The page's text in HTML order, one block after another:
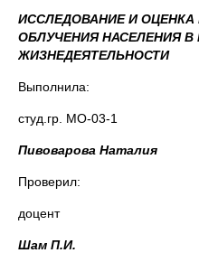
ИССЛЕДОВАНИЕ И
ОБЛУЧЕНИЯ НАСЕЛЕНИЯ В
ЖИЗНЕДЕЯТЕЛЬНОСТИ
Выполнила:
студ.гр. МО-03-1
Пивоварова Наталия
Проверил:
доцент
Шам П.И.